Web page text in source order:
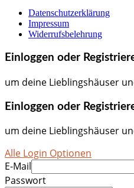
Datenschutzerklärung
Impressum
Widerrufsbelehrung
Einloggen oder
um deine Lieblingshäuser
Einloggen oder
um deine Lieblingshäuser
Alle Login Optionen
E-Mail
Passwort